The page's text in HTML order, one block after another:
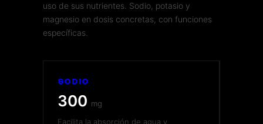
uso de sus nutrientes. Sodio, potasio y
magnesio en dosis concretas, con funciones
específicas.
SODIO
300 mg
Facilita la absorción de agua y